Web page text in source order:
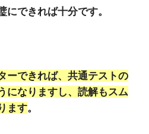
にできれば十分です。
ーできれば、共通テストの
になりますし、読解もスム
ます。